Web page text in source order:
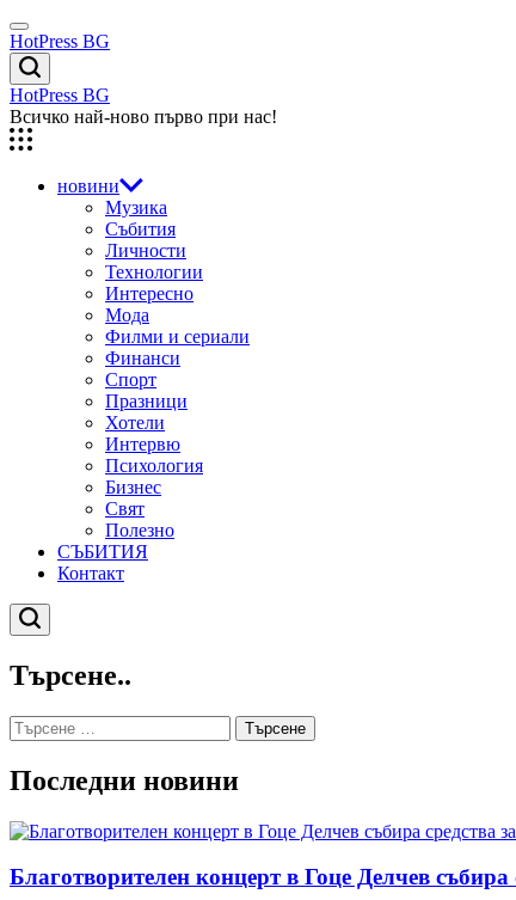
Skip
to
content
Menu
HotPress BG
Търсене
HotPress BG
Всичко най-ново първо при нас!
новини
Музика
Събития
Личности
Технологии
Интересно
Мода
Филми и сериали
Финанси
Спорт
Празници
Хотели
Интервю
Психология
Бизнес
Свят
Полезно
СЪБИТИЯ
Контакт
Търсене
Търсене..
Търсене
за:
Последни новини
Благотворителен концерт в Гоце Делчев